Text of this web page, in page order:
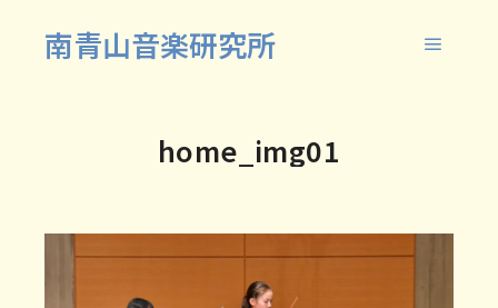
南青山音楽研究所
home_img01